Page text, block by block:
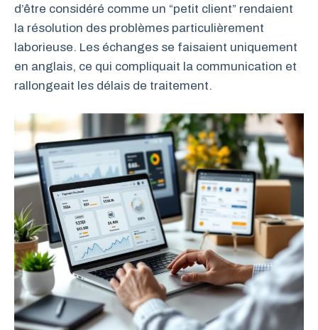
d’être considéré comme un “petit client” rendaient
la résolution des problèmes particulièrement
laborieuse. Les échanges se faisaient uniquement
en anglais, ce qui compliquait la communication et
rallongeait les délais de traitement.